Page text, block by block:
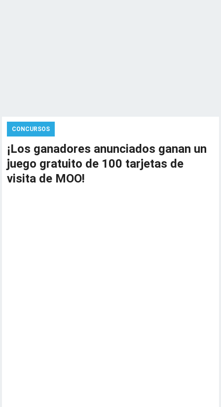
CONCURSOS
¡Los ganadores anunciados ganan un
juego gratuito de 100 tarjetas de
visita de MOO!